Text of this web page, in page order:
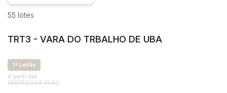
Imóveis
Terreno
Carros
Reboque
Bairro
Judiciais Extrajudiciais
R$
55 lotes
TRT3 - VARA DO TRBALHO DE UBA
1ª Leilão
A partir das
16/09/2024 10:00